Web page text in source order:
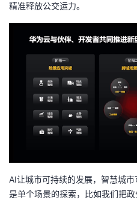
精准释放公交运力。
AI让城市可持续的发展，智慧城
是单个场景的探索，比如我们把